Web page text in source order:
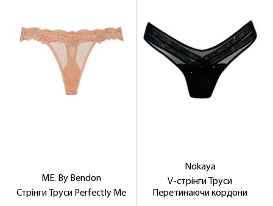
ME. By Bendon
Стрінги Труси Perfectly Me
Nokaya
V-стрінги Труси
Перетинаючи кордони